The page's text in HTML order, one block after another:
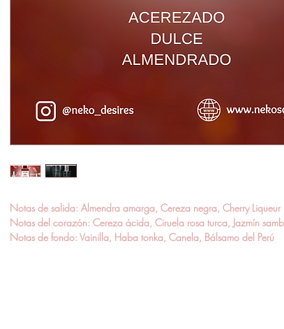
Notas de salida: Almendra amarga, Cereza negra, Cherry Liqueur
Notas del corazón: Cereza ácida, Ciruela rosa turca, Jazmín
Notas de fondo: Vainilla, Haba tonka, Canela, Bálsamo del Perú